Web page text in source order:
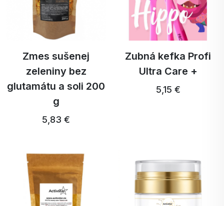
Zmes sušenej
zeleniny bez
glutamátu a soli 200
g
5,83 €
Zubná kefka Profi
Ultra Care +
5,15 €